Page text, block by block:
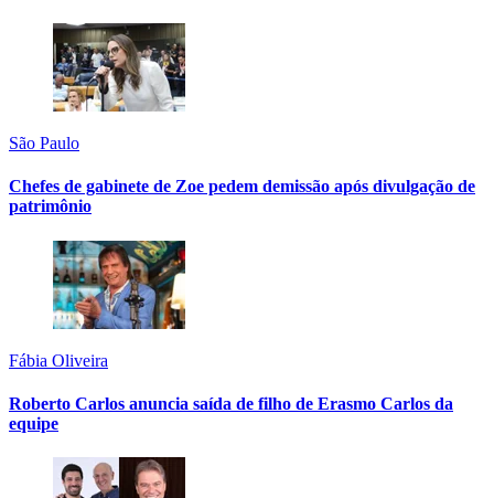
São Paulo
Chefes de gabinete de Zoe pedem demissão após divulgação de
patrimônio
Fábia Oliveira
Roberto Carlos anuncia saída de filho de Erasmo Carlos da
equipe